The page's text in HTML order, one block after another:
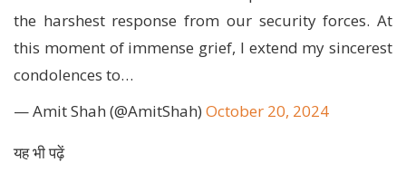
the harshest response from our security forces. At
this moment of immense grief, I extend my sincerest
condolences to…
— Amit Shah (@AmitShah) October 20, 2024
यह भी पढ़ें